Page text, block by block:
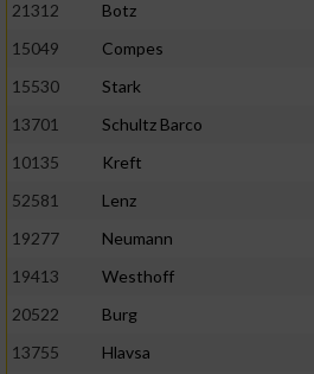
21312 Botz
15049
Compes
15530
Stark
13701
Schultz Barco
10135
Kreft
52581
Lenz
19277
Neumann
19413
Westhoff
20522
Burg
13755
Hlavsa